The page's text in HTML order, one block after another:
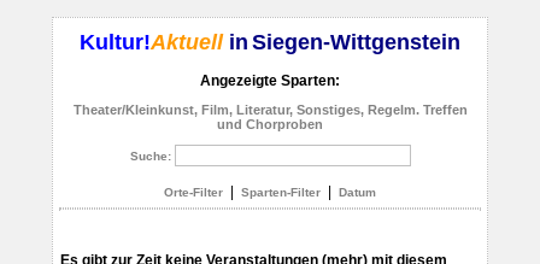
Kultur!Aktuellin Siegen-Wittgenstein
Angezeigte Sparten:
Theater/Kleinkunst, Film, Literatur, Sonstiges, Regelm. Treffen
und Chorproben
Suche:
Orte-Filter Sparten-Filter Datum